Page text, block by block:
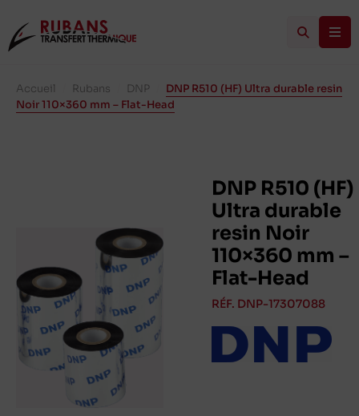
Accueil Rubans DNP
DNP R510 (HF) Ultra durable resin
Noir 110×360 mm – Flat-Head
DNP R510 (HF)
Ultra durable
resin Noir
110×360 mm –
Flat-Head
RÉF. DNP-17307088